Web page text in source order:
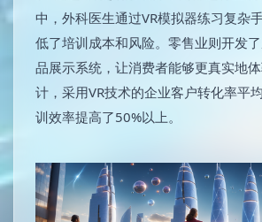
中，外科医生通过VR模拟器练习复杂
低了培训成本和风险。零售业则开发
品展示系统，让消费者能够更真实地
计，采用VR技术的企业客户转化率平
训效率提高了50%以上。